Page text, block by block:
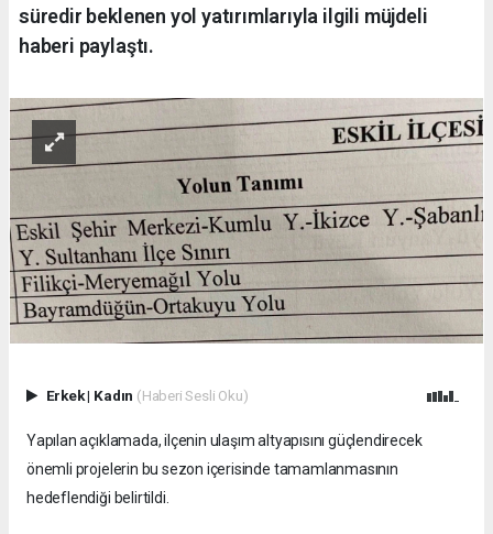
süredir beklenen yol yatırımlarıyla ilgili müjdeli
haberi paylaştı.
Erkek| Kadın (Haberi Sesli Oku)
Yapılan açıklamada, ilçenin ulaşım altyapısını güçlendirecek
önemli projelerin bu sezon içerisinde tamamlanmasının
hedeflendiği belirtildi.